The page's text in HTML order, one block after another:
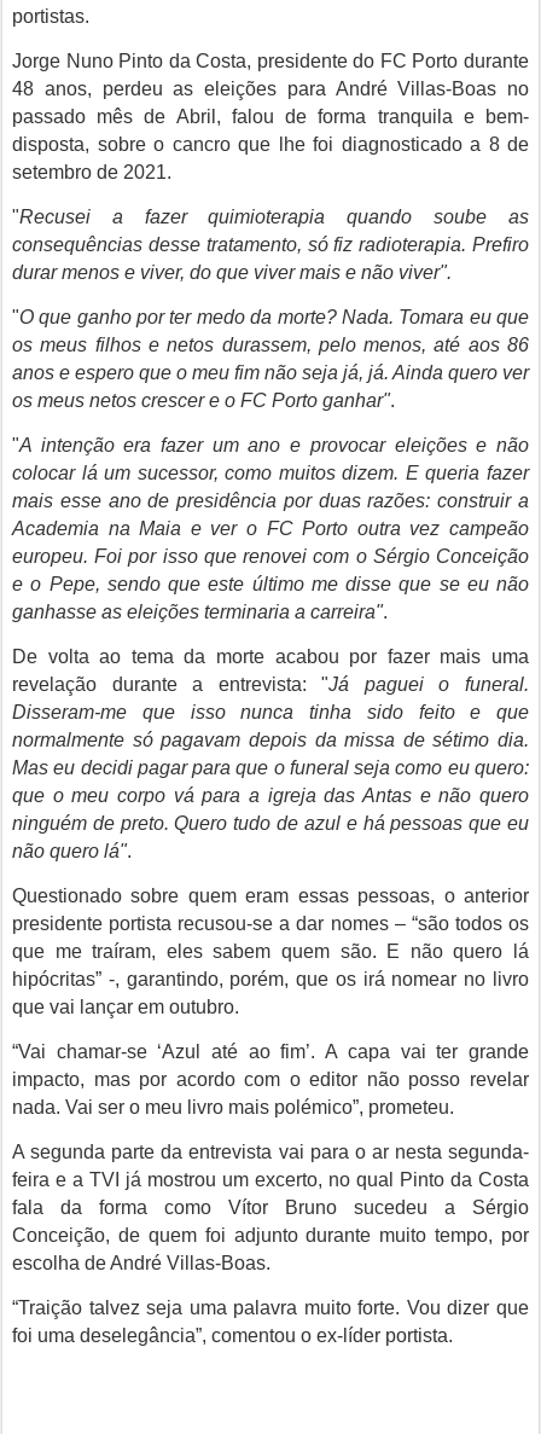
portistas.
Jorge Nuno Pinto da Costa, presidente do FC Porto durante
48 anos, perdeu as eleições para André Villas-Boas no
passado mês de Abril, falou de forma tranquila e bem-
disposta, sobre o cancro que lhe foi diagnosticado a 8 de
setembro de 2021.
"Recusei a fazer quimioterapia quando soube as
consequências desse tratamento, só fiz radioterapia. Prefiro
durar menos e viver, do que viver mais e não viver".
"O que ganho por ter medo da morte? Nada. Tomara eu que
os meus filhos e netos durassem, pelo menos, até aos 86
anos e espero que o meu fim não seja já, já. Ainda quero ver
os meus netos crescer e o FC Porto ganhar".
"A intenção era fazer um ano e provocar eleições e não
colocar lá um sucessor, como muitos dizem. E queria fazer
mais esse ano de presidência por duas razões: construir a
Academia na Maia e ver o FC Porto outra vez campeão
europeu. Foi por isso que renovei com o Sérgio Conceição
e o Pepe, sendo que este último me disse que se eu não
ganhasse as eleições terminaria a carreira".
De volta ao tema da morte acabou por fazer mais uma
revelação durante a entrevista: "Já paguei o funeral.
Disseram-me que isso nunca tinha sido feito e que
normalmente só pagavam depois da missa de sétimo dia.
Mas eu decidi pagar para que o funeral seja como eu quero:
que o meu corpo vá para a igreja das Antas e não quero
ninguém de preto. Quero tudo de azul e há pessoas que eu
não quero lá".
Questionado sobre quem eram essas pessoas, o anterior
presidente portista recusou-se a dar nomes – “são todos os
que me traíram, eles sabem quem são. E não quero lá
hipócritas” -, garantindo, porém, que os irá nomear no livro
que vai lançar em outubro.
“Vai chamar-se ‘Azul até ao fim’. A capa vai ter grande
impacto, mas por acordo com o editor não posso revelar
nada. Vai ser o meu livro mais polémico”, prometeu.
A segunda parte da entrevista vai para o ar nesta segunda-
feira e a TVI já mostrou um excerto, no qual Pinto da Costa
fala da forma como Vítor Bruno sucedeu a Sérgio
Conceição, de quem foi adjunto durante muito tempo, por
escolha de André Villas-Boas.
“Traição talvez seja uma palavra muito forte. Vou dizer que
foi uma deselegância”, comentou o ex-líder portista.